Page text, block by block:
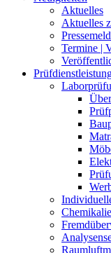
Aktuelles
Aktuelles
Termine |